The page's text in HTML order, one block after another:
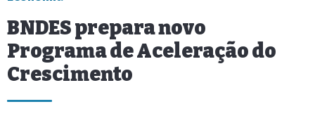
BNDES prepara novo
Programa de Aceleração do
Crescimento